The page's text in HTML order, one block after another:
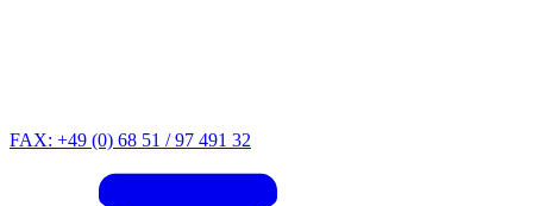
FAX: +49 (0) 68 51 / 97 491 32